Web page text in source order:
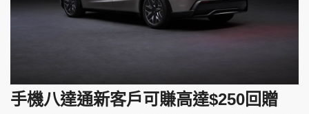
手機八達通新客戶可賺高達$250回贈